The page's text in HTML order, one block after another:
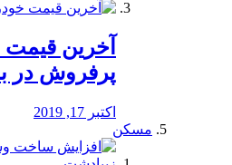
آخرین
پرفروش در
اکتبر 17, 2019
مسکن